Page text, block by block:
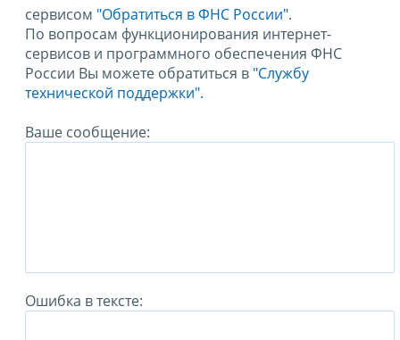
сервисом "Обратиться в ФНС России".
По вопросам функционирования интернет-
сервисов и программного обеспечения ФНС
России Вы можете обратиться в "Службу
технической поддержки".
Ваше сообщение:
Ошибка в тексте: